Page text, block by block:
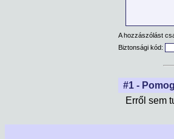
A hozzászólást
Biztonsági kód:
#1 -
Erről sem